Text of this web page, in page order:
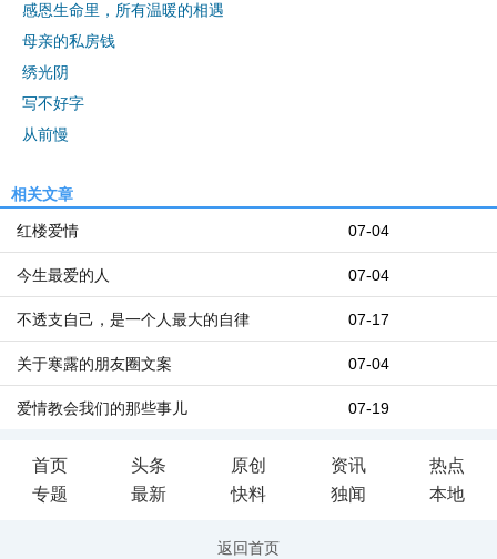
感恩生命里，所有温暖的相遇
母亲的私房钱
绣光阴
写不好字
从前慢
相关文章
07-04
红楼爱情
07-04
今生最爱的人
07-17
不透支自己，是一个人最大的自律
07-04
关于寒露的朋友圈文案
07-19
爱情教会我们的那些事儿
首页 头条 原创 资讯
热点
专题
最新 快料 独闻 本地
返回首页